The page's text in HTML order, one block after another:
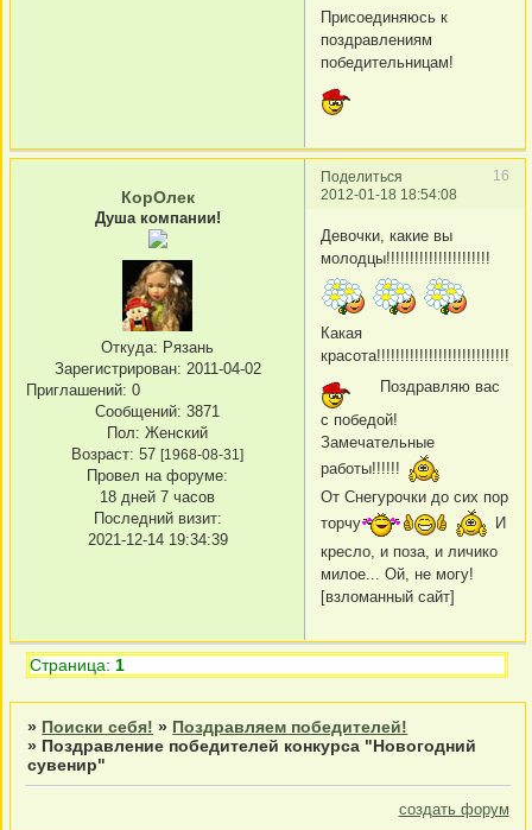
Присоединяюсь к
поздравлениям
победительницам!
Поделиться
16
2012-01-18 18:54:08
КорОлек
Душа компании!
Откуда: Рязань
Зарегистрирован: 2011-04-02
Приглашений: 0
Сообщений: 3871
Пол: Женский
Возраст: 57 [1968-08-31]
Провел на форуме:
18 дней 7 часов
Последний визит:
2021-12-14 19:34:39
Девочки, какие вы
молодцы!!!!!!!!!!!!!!!!!!!!!!
Какая
красота!!!!!!!!!!!!!!!!!!!!!!!!!!!!!!!!!
Поздравляю вас
с победой!
Замечательные
работы!!!!!!
От Снегурочки до сих пор
торчу
И
кресло, и поза, и личико
милое... Ой, не могу!
[взломанный сайт]
Страница: 1
» Поиски себя! » Поздравляем победителей!
» Поздравление победителей конкурса "Новогодний
сувенир"
создать форум